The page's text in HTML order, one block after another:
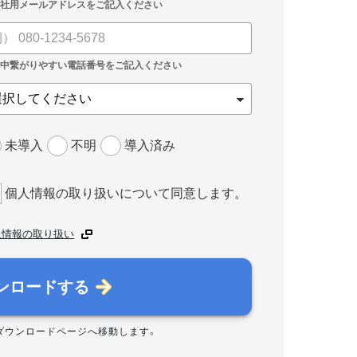
未導入 不明 導入済み
個人情報の取り扱いについて同意します。
報の取り扱い
ロードする
ウンロードページへ移動します。